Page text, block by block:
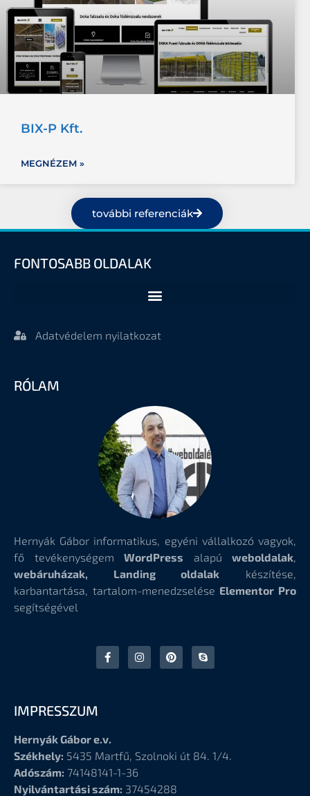
BIX-P Kft.
MEGNÉZEM »
további referenciák
FONTOSABB OLDALAK
Adatvédelem nyilatkozat
RÓLAM
Hernyák Gábor informatikus, egyéni vállalkozó vagyok,
fő tevékenységem WordPress alapú weboldalak,
webáruházak, Landing oldalak készítése,
karbantartása, tartalom-menedzselése Elementor Pro
segítségével
IMPRESSZUM
Hernyák Gábor e.v.
Székhely: 5435 Martfű, Szolnoki út 84. 1/4.
Adószám: 74148141-1-36
Nyilvántartási szám: 37454288